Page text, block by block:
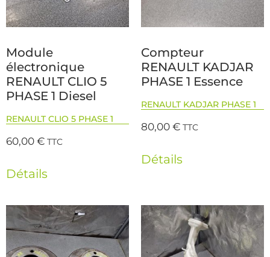
Module
électronique
RENAULT CLIO 5
PHASE 1 Diesel
RENAULT CLIO 5 PHASE 1
60,00€ TTC
Détails
Compteur
RENAULT KADJAR
PHASE 1 Essence
RENAULT KADJAR PHASE 1
80,00€ TTC
Détails